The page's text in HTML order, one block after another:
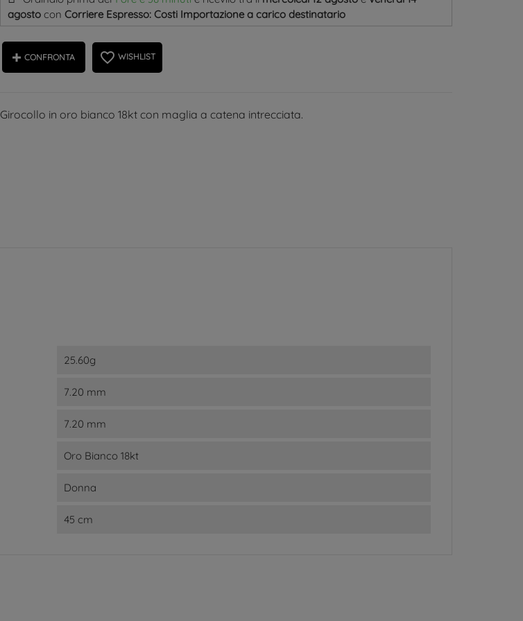
agosto con Corriere Espresso: Costi Importazione a carico destinatario
CONFRONTA favorite_border WISHLIST
Girocollo in oro bianco 18kt con maglia a catena intrecciata.
25.60g
7.20 mm
7.20 mm
Oro Bianco 18kt
Donna
45 cm